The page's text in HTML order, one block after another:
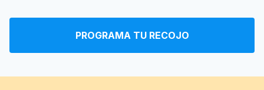
Street LLC
Ir al sitio web
PROGRAMA TU RECOJO